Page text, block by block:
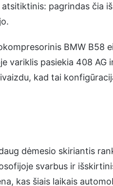
pagrindas čia
BMW B58
variklis pasiekia 408 AG
kad tai
dėmesio skiriantis
svarbus ir
kas šiais laikais